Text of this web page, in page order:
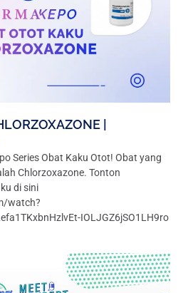
|
Series Obat Kaku Otot! Obat yang
Chlorzoxazone. Tonton
di sini
watch?
IOLJGZ6jSO1LH9ro